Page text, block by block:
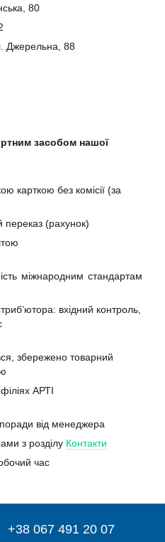
80
88
засобом нашої
карткою без комісії (за
переказ (рахунок)
міжнародним стандартам
вхідний контроль,
збережено товарний
АРТІ
поради від менеджера
з розділу Контакти
час
+38 067 491 20 07